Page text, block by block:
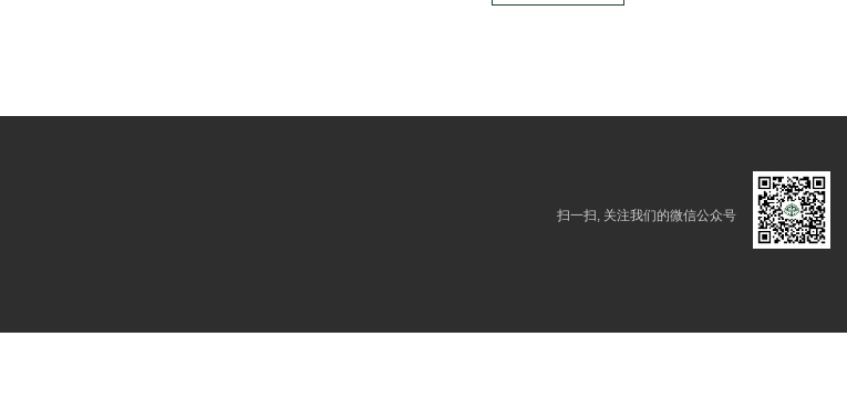
扫一扫, 关注我们的微信公众号